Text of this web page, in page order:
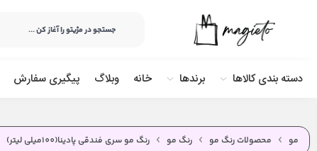
دسته بندی کالاها برندها خانه وبلاگ پیگیری سفارش
مو محصولات رنگ مو رنگ مو رنگ مو سری فندقی پادینا(100میلی لیتر)